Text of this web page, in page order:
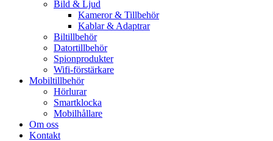
Bild & Ljud
Kameror & Tillbehör
Kablar & Adaptrar
Biltillbehör
Datortillbehör
Spionprodukter
Wifi-förstärkare
Mobiltillbehör
Hörlurar
Smartklocka
Mobilhållare
Om oss
Kontakt